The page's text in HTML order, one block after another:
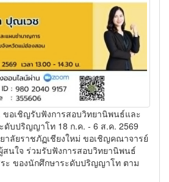
อเชิญรับฟังการสอบวิทยานิพนธ์และ
ดับปริญญาโท 18 ก.ค. - 6 ส.ค. 2569
ลัยราชภัฏเชียงใหม่ ขอเชิญคณาจารย์
นใจ ร่วมรับฟังการสอบวิทยานิพนธ์
ะ ของนักศึกษาระดับปริญญาโท ตาม